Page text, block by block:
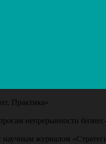
Практика»
непрерывности
научным журналом